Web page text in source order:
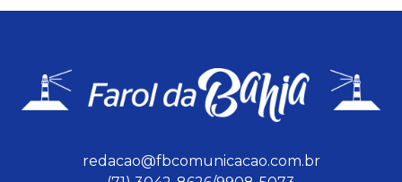
redacao@fbcomunicacao.com.br